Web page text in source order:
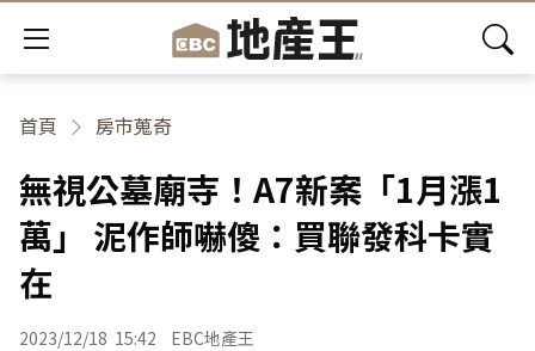
首頁 房市蒐奇
無視公墓廟寺！A7新案「1月漲1
萬」 泥作師嚇傻：買聯發科卡實
在
2023/12/18 15:42 EBC地產王